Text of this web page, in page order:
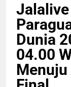
Dunia
04.00
Menuju